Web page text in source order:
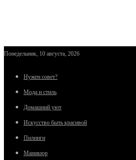
Понедельник, 10 августа, 2026
Нужен совет?
Мода и стиль
Домашний уют
Искусство быть красивой
Пилинги
Маникюр